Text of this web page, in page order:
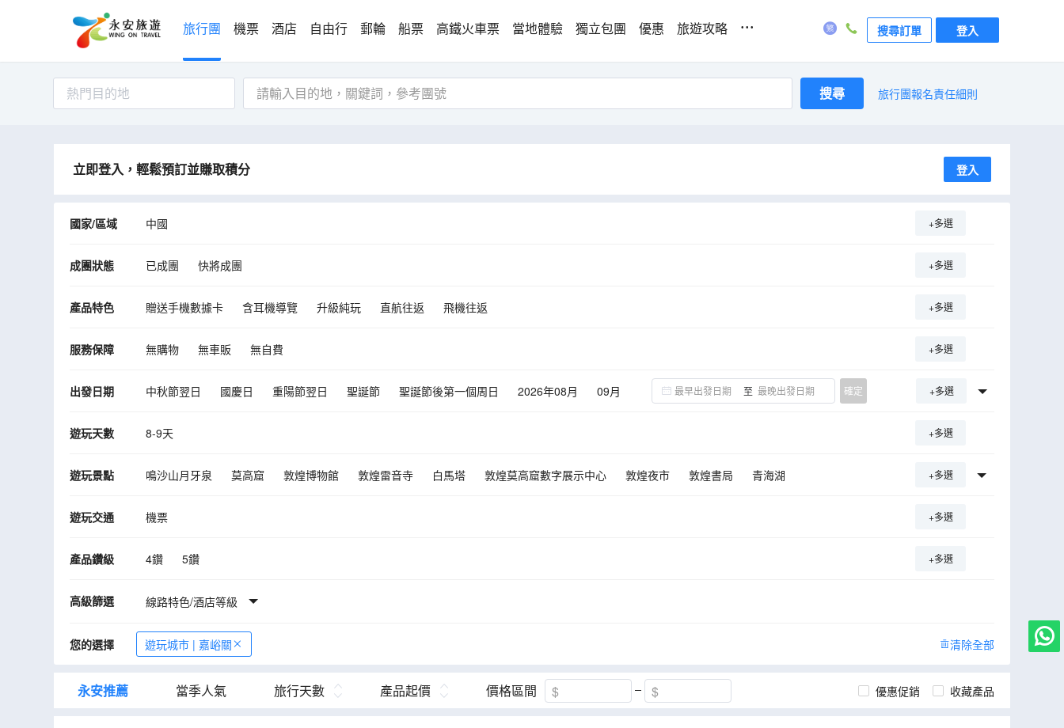
旅行團 機票 酒店 自由行 郵輪 船票 高鐵火車票 當地體驗 獨立包團 優惠 旅遊攻略 ... 搜尋訂單 登入
熱門目的地 搜尋 旅行團報名責任細則
立即登入，輕鬆預訂並賺取積分 登入
國家/區域 中國 +多選
成團狀態 已成團 快將成團 +多選
產品特色 贈送手機數據卡 含耳機導覽 升級純玩 直航往返 飛機往返 +多選
服務保障 無購物 無車販 無自費 +多選
出發日期 中秋節翌日 國慶日 重陽節翌日 聖誕節 聖誕節後第一個周日 2026年08月
09月
至 確定 +多選
遊玩天數 8-9天 +多選
遊玩景點 鳴沙山月牙泉 莫高窟 敦煌博物館 敦煌雷音寺 白馬塔 敦煌莫高窟數字展示中心 敦煌夜市 敦煌書局
青海湖
交河故城
烏魯木齊
+多選
遊玩交通 機票 +多選
產品鑽級 4鑽 5鑽 +多選
高級篩選 線路特色/酒店等級
您的選擇 遊玩城市 | 嘉峪關 清除全部
永安推薦 當季人氣 旅行天數 產品起價 價格區間 優惠促銷 收藏產品